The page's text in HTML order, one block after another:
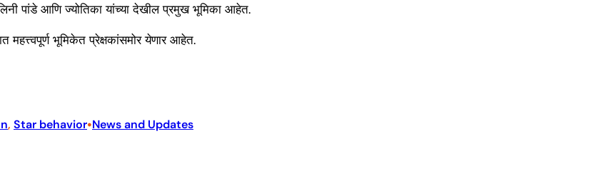
पांडे आणि ज्योतिका यांच्या देखील प्रमुख भूमिका आहेत.
महत्त्वपूर्ण भूमिकेत प्रेक्षकांसमोर येणार आहेत.
, Star behavior•News and Updates